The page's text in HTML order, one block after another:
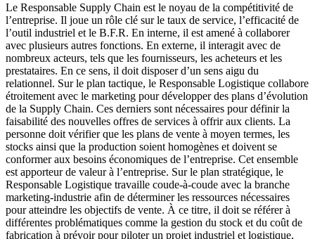
Le Responsable Supply Chain est le noyau de la compétitivité de
l’entreprise. Il joue un rôle clé sur le taux de service, l’efficacité de
l’outil industriel et le B.F.R. En interne, il est amené à collaborer
avec plusieurs autres fonctions. En externe, il interagit avec de
nombreux acteurs, tels que les fournisseurs, les acheteurs et les
prestataires. En ce sens, il doit disposer d’un sens aigu du
relationnel. Sur le plan tactique, le Responsable Logistique collabore
étroitement avec le marketing pour développer des plans d’évolution
de la Supply Chain. Ces derniers sont nécessaires pour définir la
faisabilité des nouvelles offres de services à offrir aux clients. La
personne doit vérifier que les plans de vente à moyen termes, les
stocks ainsi que la production soient homogènes et doivent se
conformer aux besoins économiques de l’entreprise. Cet ensemble
est apporteur de valeur à l’entreprise. Sur le plan stratégique, le
Responsable Logistique travaille coude-à-coude avec la branche
marketing-industrie afin de déterminer les ressources nécessaires
pour atteindre les objectifs de vente. À ce titre, il doit se référer à
différentes problématiques comme la gestion du stock et du coût de
fabrication à prévoir pour piloter un projet industriel et logistique,